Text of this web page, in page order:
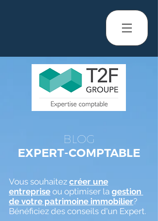
BLOG
EXPERT-COMPTABLE
Vous souhaitez créer une
entreprise ou optimiser la gestion
de votre patrimoine immobilier?
Bénéficiez des conseils d'un Expert.